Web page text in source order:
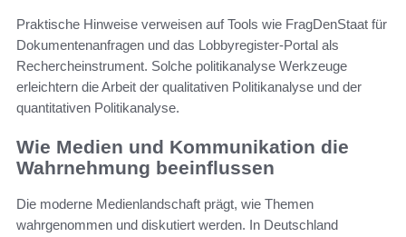
Praktische Hinweise verweisen auf Tools wie FragDenStaat für
Dokumentenanfragen und das Lobbyregister-Portal als
Rechercheinstrument. Solche politikanalyse Werkzeuge
erleichtern die Arbeit der qualitativen Politikanalyse und der
quantitativen Politikanalyse.
Wie Medien und Kommunikation die
Wahrnehmung beeinflussen
Die moderne Medienlandschaft prägt, wie Themen
wahrgenommen und diskutiert werden. In Deutschland